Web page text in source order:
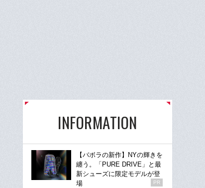
INFORMATION
【バボラの新作】NYの輝きを
纏う。「PURE DRIVE」と最
新シューズに限定モデルが登
場
PR